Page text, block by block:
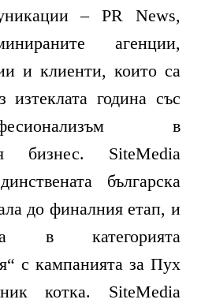
– PR News,
агенции,
и клиенти, които са
изтеклата година със
в
бизнес. SiteMedia
българска
до финалния етап, и
в категорията
с кампанията за Пух
котка. SiteMedia